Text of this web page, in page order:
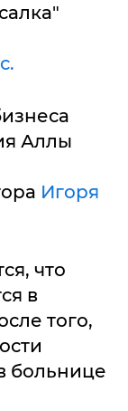
Аллы
Игоря
что
в
того,
больнице